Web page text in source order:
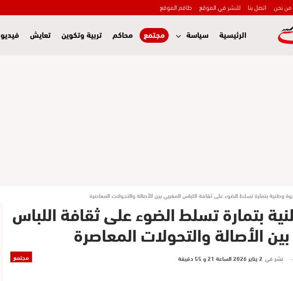
من نحن اتصل بنا للنشر في الموقع طاقم الموقع
الرئيسية سياسة مجتمع محاكم تربية وتكوين تعايش فيديو
وطنية بتمارة تسلط الضوء على ثقافة اللباس المغربي بين الأصالة والتحولات المعاصرة
بتمارة تسلط الضوء على ثقافة اللباس
الأصالة والتحولات المعاصرة
مجتمع نشر في 2 يناير 2026 الساعة 21 و 55 دقيقة